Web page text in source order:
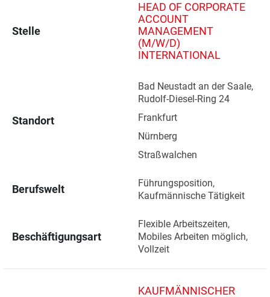
Stelle
HEAD OF CORPORATE
ACCOUNT
MANAGEMENT
(M/W/D)
INTERNATIONAL
Standort
Bad Neustadt an der Saale,
Rudolf-Diesel-Ring 24
Frankfurt
Nürnberg
Straßwalchen
Berufswelt
Führungsposition,
Kaufmännische Tätigkeit
Beschäftigungsart
Flexible Arbeitszeiten,
Mobiles Arbeiten möglich,
Vollzeit
KAUFMÄNNISCHER